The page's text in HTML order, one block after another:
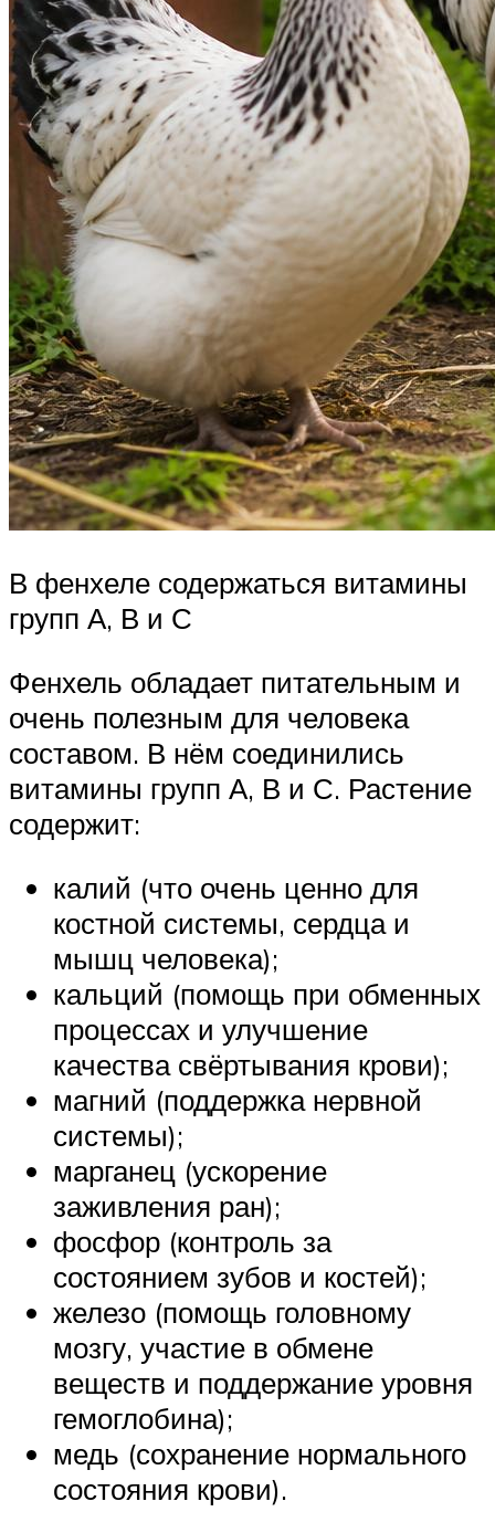
В фенхеле содержаться витамины
групп А, В и С
Фенхель обладает питательным и
очень полезным для человека
составом. В нём соединились
витамины групп А, В и С. Растение
содержит:
калий (что очень ценно для
костной системы, сердца и
мышц человека);
кальций (помощь при обменных
процессах и улучшение
качества свёртывания крови);
магний (поддержка нервной
системы);
марганец (ускорение
заживления ран);
фосфор (контроль за
состоянием зубов и костей);
железо (помощь головному
мозгу, участие в обмене
веществ и поддержание уровня
гемоглобина);
медь (сохранение нормального
состояния крови).